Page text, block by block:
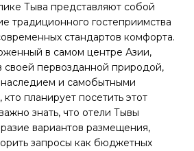
Тыва представляют собой
традиционного гостеприимства
стандартов комфорта.
в самом центре Азии,
своей первозданной природой,
наследием и самобытными
планирует посетить этот
знать, что отели Тывы
вариантов размещения,
запросы как бюджетных